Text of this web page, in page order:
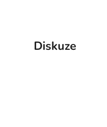
Diskuze